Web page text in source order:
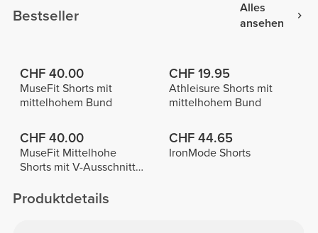
Bestseller
Alles
ansehen
CHF 40.00
MuseFit Shorts mit
mittelhohem Bund
CHF 19.95
Athleisure Shorts mit
mittelhohem Bund
CHF 40.00
MuseFit Mittelhohe
Shorts mit V-Ausschnitt
CHF 44.65
IronMode Shorts
Produktdetails